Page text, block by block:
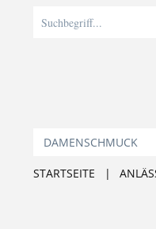
DAMENSCHMUCK
STARTSEITE |